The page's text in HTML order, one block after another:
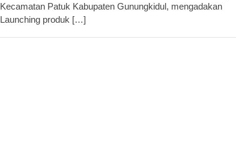
Kecamatan Patuk Kabupaten Gunungkidul, mengadakan
Launching produk […]